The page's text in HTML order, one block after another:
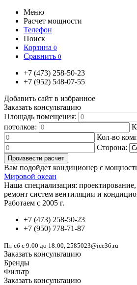
Меню
Расчет мощности
Телефон
Поиск
Корзина 0
Сравнить 0
+7 (473) 258-50-23
+7 (952) 548-07-55
Добавить сайт в избранное
Заказать консультацию
Площадь помещения:
потолков:
Кол-во
Сторона:
Вам подойдет кондиционер с
Мировой океан
Наша специализация:
ремонт систем вентиляции и
Работаем с 2005 г.
+7 (473) 258-50-23
+7 (950) 778-71-87
Пн-сб с 9:00 до 18:00, 2585023@ice36.ru
Заказать консультацию
Бренды
Фильтр
Заказать консультацию